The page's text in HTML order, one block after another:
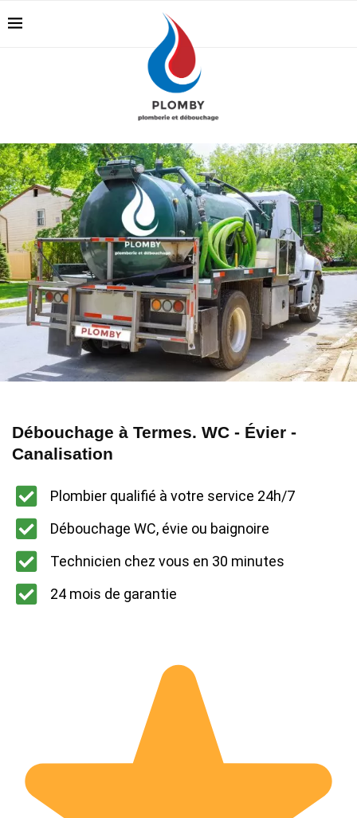
Débouchage à Termes. WC - Évier -
Canalisation
Plombier qualifié à votre service 24h/7
Débouchage WC, évie ou baignoire
Technicien chez vous en 30 minutes
24 mois de garantie